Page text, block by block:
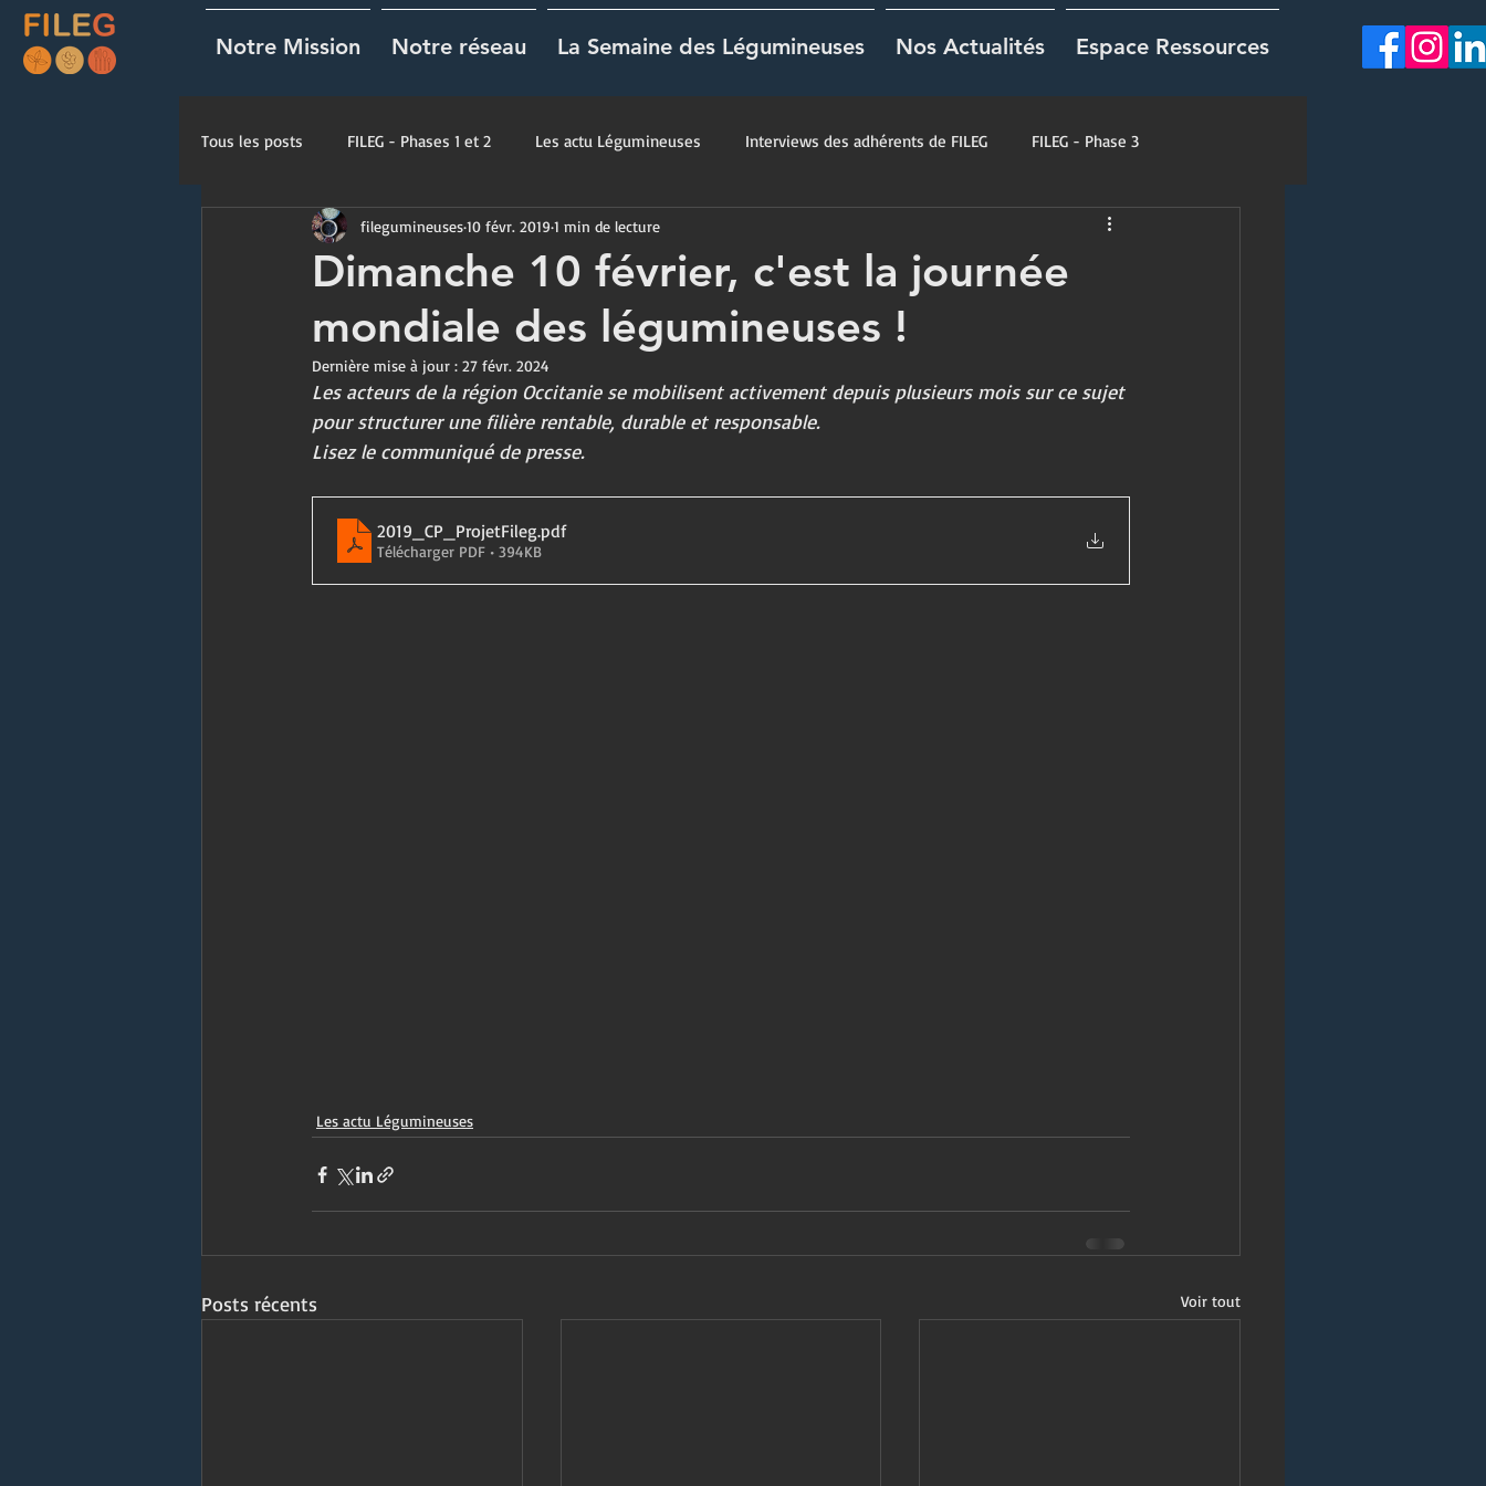
Notre Mission Notre réseau La Semaine des Légumineuses Nos Actualités Espace Ressources
Tous les posts FILEG - Phases 1 et 2 Les actu Légumineuses Interviews des adhérents de FILEG FILEG - Phase 3
Fiches Techniques
Dimanche 10 février, c'est la journée
mondiale des légumineuses !
filegumineuses10 févr. 2019 1 min de lecture
Dernière mise à jour : 27 févr. 2024
Les acteurs de la région Occitanie se mobilisent activement depuis plusieurs mois sur ce sujet
pour structurer une filière rentable, durable et responsable.
Lisez le communiqué de presse.
2019_CP_ProjetFileg.pdf
Télécharger PDF • 394KB
Les actu Légumineuses
Posts récents Voir tout